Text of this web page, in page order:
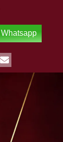
Whatsapp